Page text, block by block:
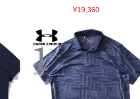
¥19,360